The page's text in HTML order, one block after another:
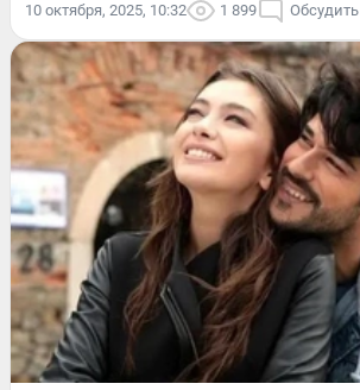
10 октября, 2025, 10:32 1 899 Обсудить